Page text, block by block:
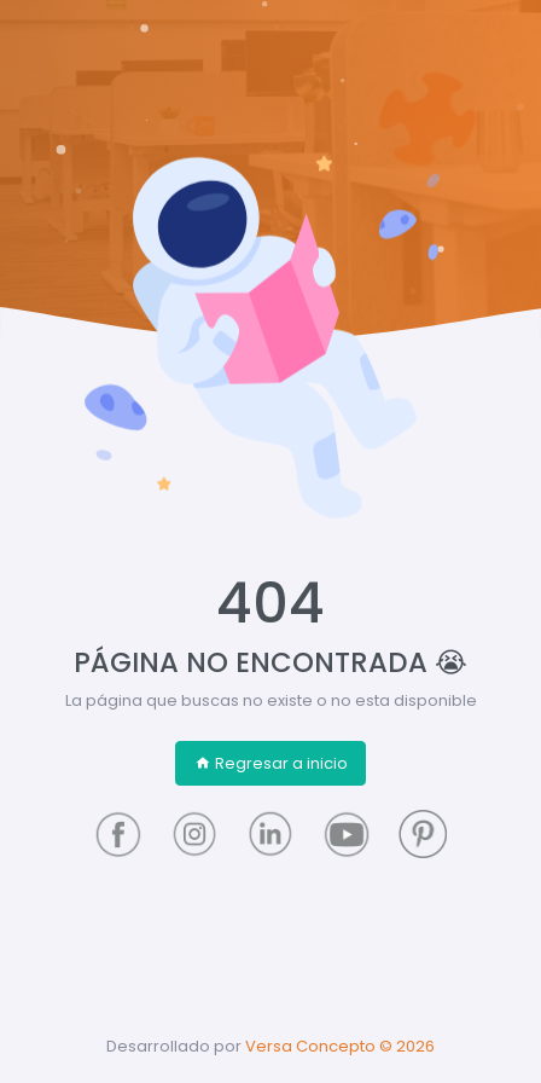
404
PÁGINA NO ENCONTRADA 😭
La página que buscas no existe o no esta disponible
Regresar a inicio
Desarrollado porVersa Concepto © 2026